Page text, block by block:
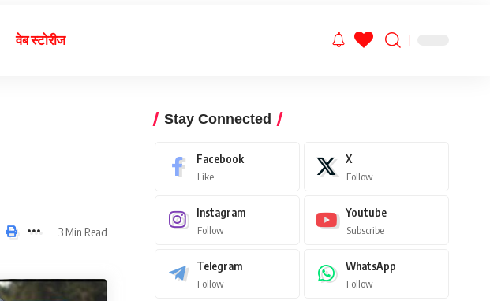
वेब स्टोरीज
3 Min Read
Stay Connected
Facebook
Like
X
Follow
Instagram
Follow
Youtube
Subscribe
Telegram
Follow
WhatsApp
Follow